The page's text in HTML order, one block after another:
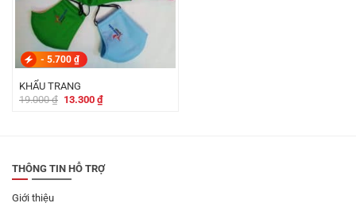
- 5.700 ₫
KHẨU TRANG
19.000₫ Giá
13.300 ₫Giá
hiện
THÔNG TIN HỖ TRỢ
Giới thiệu